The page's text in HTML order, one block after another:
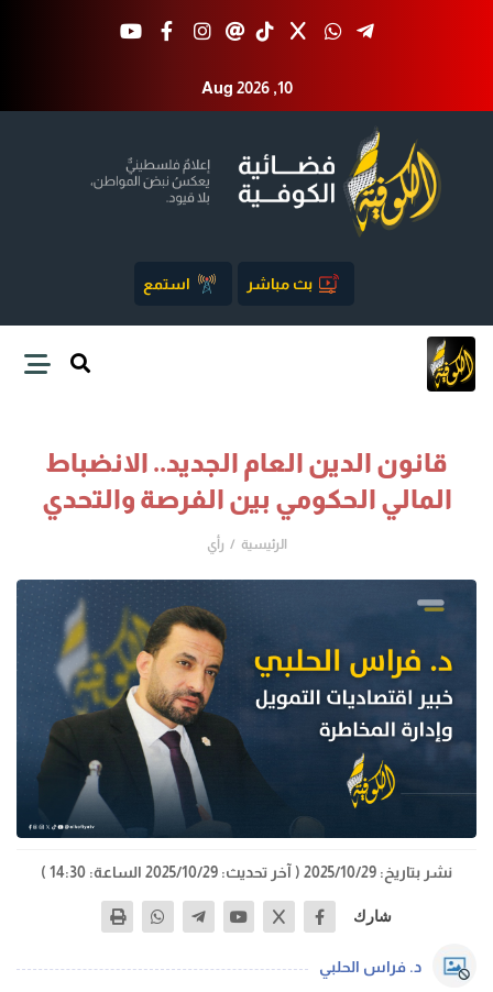
Aug 2026 ,10
بث مباشر استمع
قانون الدين العام الجديد.. الانضباط
المالي الحكومي بين الفرصة والتحدي
الرئيسية رأي
نشر بتاريخ: 2025/10/29 ( آخر تحديث: 2025/10/29 الساعة: 14:30 )
شارك
د. فراس الحلبي